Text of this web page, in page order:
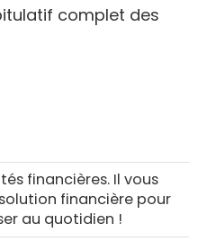
complet des
financières. Il vous
financière pour
au quotidien !